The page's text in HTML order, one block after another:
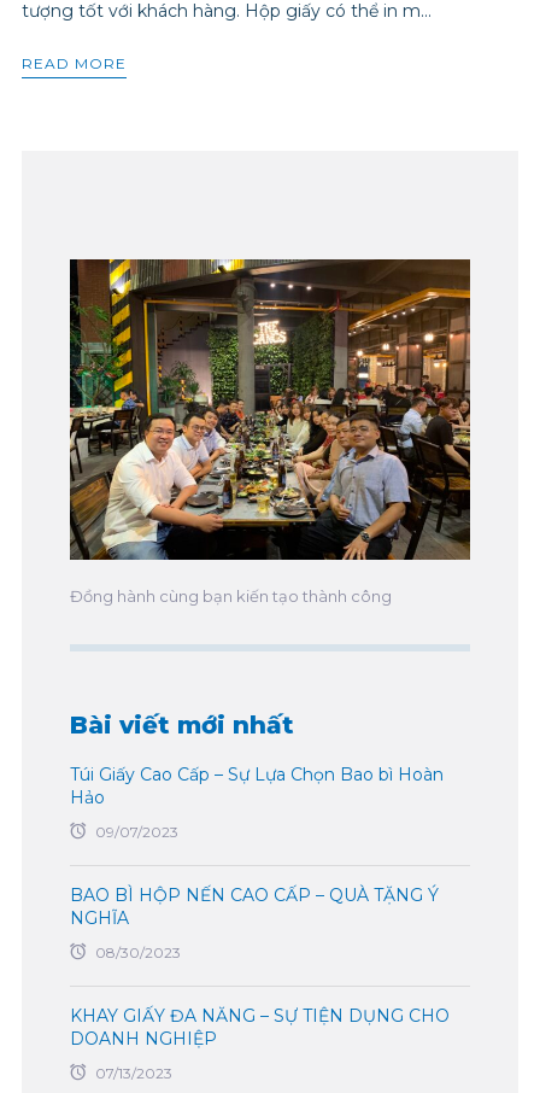
tượng tốt với khách hàng. Hộp giấy có thể in m...
READ MORE
Đồng hành cùng bạn kiến tạo thành công
Bài viết mới nhất
Túi Giấy Cao Cấp – Sự Lựa Chọn Bao bì Hoàn
Hảo
09/07/2023
BAO BÌ HỘP NẾN CAO CẤP – QUÀ TẶNG Ý
NGHĨA
08/30/2023
KHAY GIẤY ĐA NĂNG – SỰ TIỆN DỤNG CHO
DOANH NGHIỆP
07/13/2023